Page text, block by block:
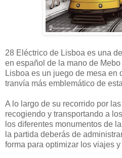
28 Eléctrico de Lisboa es una
en español de la mano de
Lisboa es un juego de mesa en
tranvía más emblemático de
A lo largo de su recorrido por
recogiendo y transportando a
los diferentes monumentos de
la partida deberás de
forma para optimizar los viajes